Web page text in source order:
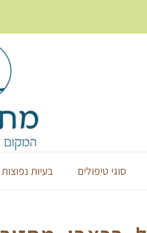
סוגי טיפולים בעיות נפוצות